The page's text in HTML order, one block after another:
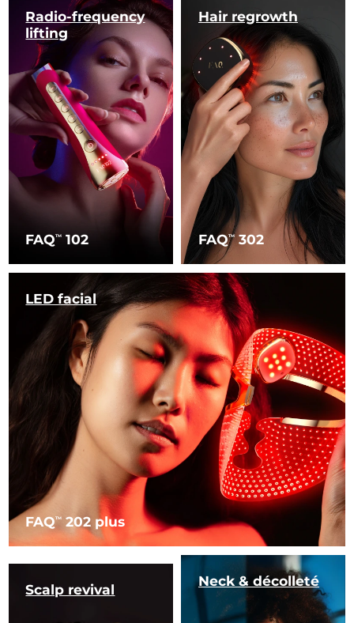
FAQTM 102
Radio-frequency
lifting
FAQTM302
Hair regrowth
FAQTM 202 plus
LED facial
Scalp revival
Neck & décolleté